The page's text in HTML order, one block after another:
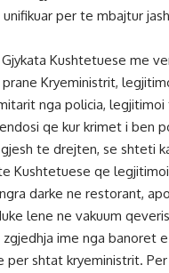
unifikuar per te mbajtur
Kushtetuese me
Kryeministrit,
nga policia,
qe kur krimet i ben
te drejten, se shteti
Kushtetuese qe
darke ne restorant,
lene ne vakuum
ime nga banoret e
per shtat kryeministrit.